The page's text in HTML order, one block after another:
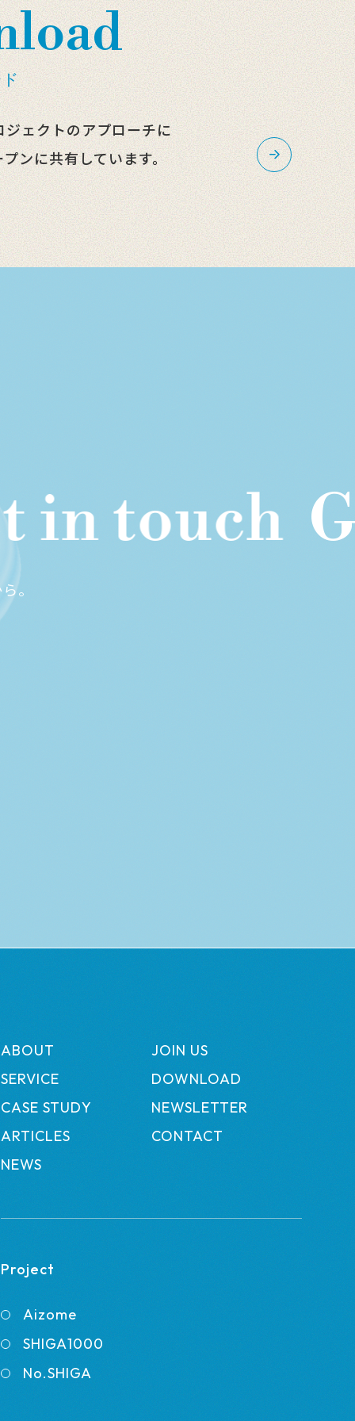
ジェクトのアプローチに
ンに共有しています。
touch
。
ABOUT
JOIN US
SERVICE
DOWNLOAD
CASE STUDY
NEWSLETTER
ARTICLES
CONTACT
NEWS
Project
Aizome
SHIGA1000
No.SHIGA